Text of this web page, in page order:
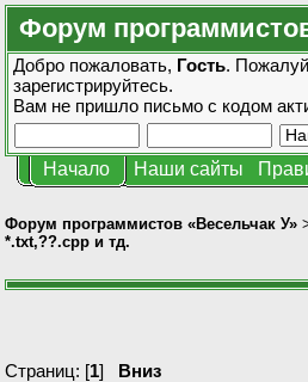
Форум
Добро пожаловать, Гость.
зарегистрируйтесь.
Вам не пришло письмо с кодом
Начало Наши сайты
Форум программистов «Весельчак У»
*.txt,??.cpp и тд.
Страниц: [1] Вниз